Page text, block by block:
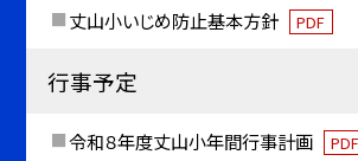
丈山小いじめ防止基本方針 PDF
行事予定
令和８年度丈山小年間行事計画 PDF